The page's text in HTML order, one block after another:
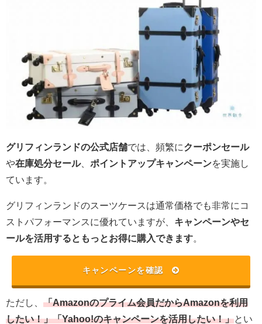
グリフィンランドの公式店舗では、頻繁にクーポンセール
や在庫処分セール、 ポイントアップキャンペーンを実施し
ています。
グリフィンランドのスーツケースは通常価格でも非常にコ
ストパフォーマンスに優れていますが、 キャンペーンやセ
ールを活用するともっとお得に購入できます
キャンペーンを確認
ただし、 「Amazonのプライム会員だからAmazonを利用
したい！」「Yahoo!のキャンペーンを活用したい！」とい